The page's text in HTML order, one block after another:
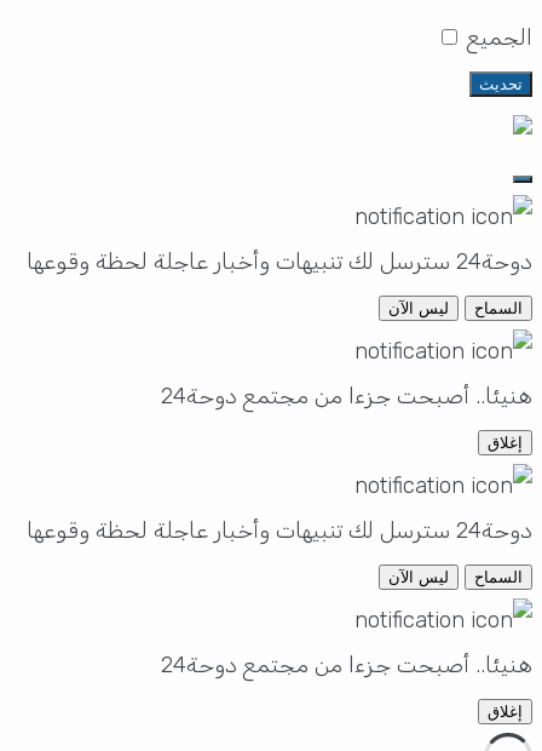
الجميع
تحديث
دوحة24 سترسل لك تنبيهات وأخبار عاجلة لحظة وقوعها
السماح ليس الآن
هنيئا.. أصبحت جزءا من مجتمع دوحة24
إغلاق
دوحة24 سترسل لك تنبيهات وأخبار عاجلة لحظة وقوعها
السماح ليس الآن
هنيئا.. أصبحت جزءا من مجتمع دوحة24
إغلاق